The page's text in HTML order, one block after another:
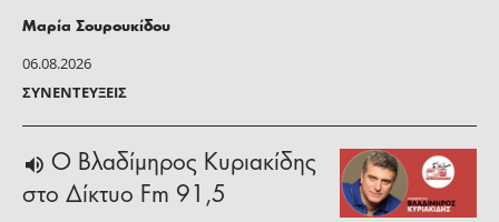
06.08.2026
ΣΥΝΕΝΤΕΎΞΕΙΣ
Μαρία Σουρουκίδου
O Βλαδίμηρος Κυριακίδης
στο Δίκτυο Fm 91,5